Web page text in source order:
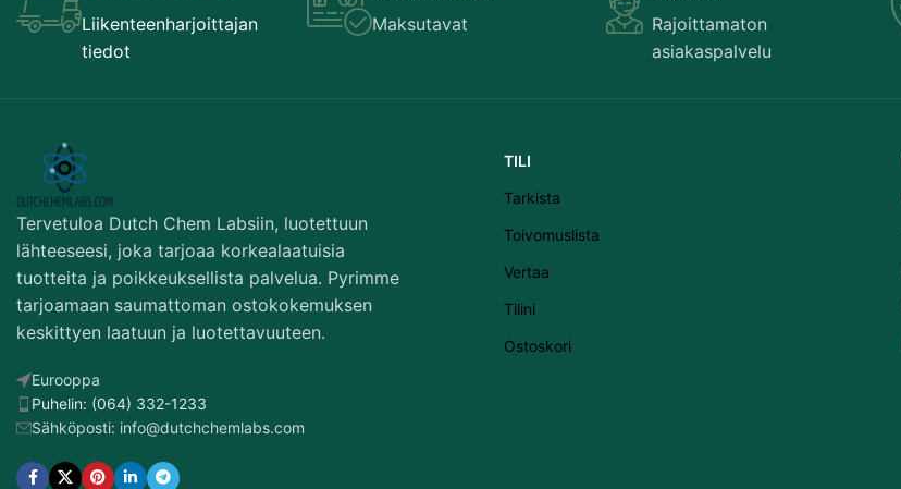
Liikenteenharjoittajan
tiedot
Maksutavat
Rajoittamaton
asiakaspalvelu
Tervetuloa Dutch Chem Labsiin, luotettuun
lähteeseesi, joka tarjoaa korkealaatuisia
tuotteita ja poikkeuksellista palvelua. Pyrimme
tarjoamaan saumattoman ostokokemuksen
keskittyen laatuun ja luotettavuuteen.
Eurooppa
Puhelin: (064) 332-1233
Sähköposti: info@dutchchemlabs.com
TILI
Tarkista
Toivomuslista
Vertaa
Tilini
Ostoskori